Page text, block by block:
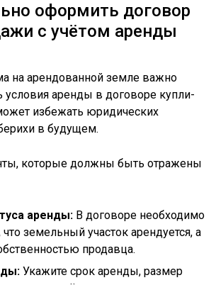
оформить договор
с учётом аренды
на арендованной земле важно
условия аренды в договоре купли-
избежать юридических
в будущем.
которые должны быть отражены
аренды: В договоре необходимо
что земельный участок арендуется, а
продавца.
Укажите срок аренды, размер